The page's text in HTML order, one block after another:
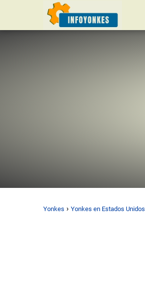
Yonkes Yonkes en Estados Unidos